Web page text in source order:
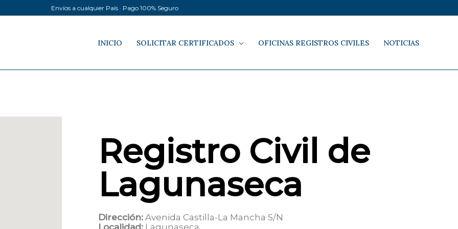
Envíos a cualquier País · Pago 100% Seguro
INICIO SOLICITAR CERTIFICADOS OFICINAS REGISTROS CIVILES NOTICIAS
Registro Civil de
Lagunaseca
Dirección: Avenida Castilla-La Mancha S/N
Localidad: Lagunaseca